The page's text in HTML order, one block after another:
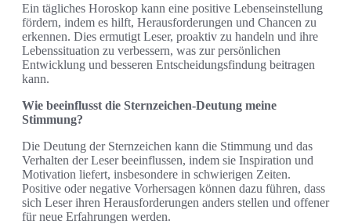
Ein tägliches Horoskop kann eine positive Lebenseinstellung
fördern, indem es hilft, Herausforderungen und Chancen zu
erkennen. Dies ermutigt Leser, proaktiv zu handeln und ihre
Lebenssituation zu verbessern, was zur persönlichen
Entwicklung und besseren Entscheidungsfindung beitragen
kann.
Wie beeinflusst die Sternzeichen-Deutung meine
Stimmung?
Die Deutung der Sternzeichen kann die Stimmung und das
Verhalten der Leser beeinflussen, indem sie Inspiration und
Motivation liefert, insbesondere in schwierigen Zeiten.
Positive oder negative Vorhersagen können dazu führen, dass
sich Leser ihren Herausforderungen anders stellen und offener
für neue Erfahrungen werden.